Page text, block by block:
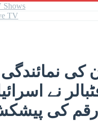
Shows
TV
کی
نے
کی پیشکش